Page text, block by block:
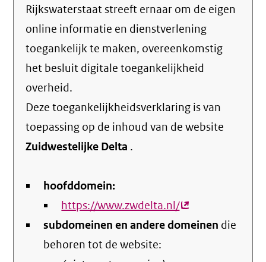
Rijkswaterstaat streeft ernaar om de eigen
online informatie en dienstverlening
toegankelijk te maken, overeenkomstig
het besluit digitale toegankelijkheid
overheid.
Deze toegankelijkheidsverklaring is van
toepassing op de inhoud van de website
Zuidwestelijke Delta .
hoofddomein:
https://www.zwdelta.nl/(externe
link)
subdomeinen en andere domeinen die
behoren tot de website: